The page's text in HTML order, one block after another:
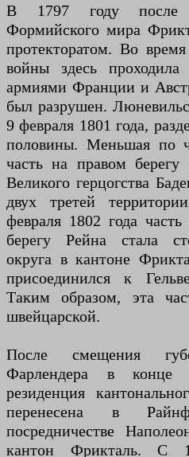
В 1797 году после
Формийского мира
протекторатом. Во
войны здесь
армиями Франции и
был разрушен.
9 февраля 1801 года,
половины. Меньшая по
часть на правом
Великого герцогства
двух третей
февраля 1802 года
берегу Рейна стала
округа в кантоне
присоединился к
Таким образом, эта
швейцарской.
После смещения
Фарлендера в конце
резиденция
перенесена в
посредничестве
кантон Фрикталь. С